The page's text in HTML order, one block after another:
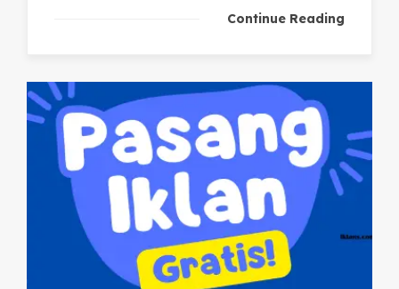
Continue Reading